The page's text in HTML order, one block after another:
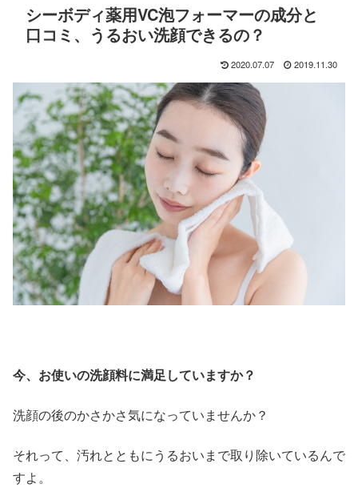
シーボディ薬用VC泡フォーマーの成分と
口コミ、うるおい洗顔できるの？
2020.07.07 2019.11.30
今、お使いの洗顔料に満足していますか？
洗顔の後のかさかさ気になっていませんか？
それって、汚れとともにうるおいまで取り除いているんで
すよ。